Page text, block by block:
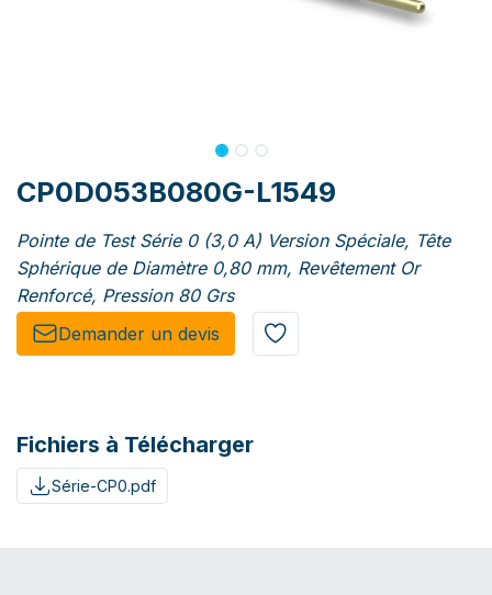
CP0D053B080G-L1549
Pointe de Test Série 0 (3,0 A) Version Spéciale, Tête
Sphérique de Diamètre 0,80 mm, Revêtement Or
Renforcé, Pression 80 Grs
Demander un de​​vis​​
Fichiers à Télécharger
Série-CP0.pdf